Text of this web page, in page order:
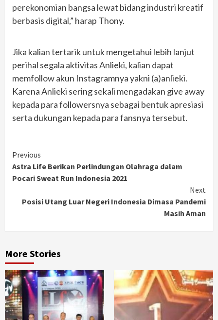
perekonomian bangsa lewat bidang industri kreatif
berbasis digital,” harap Thony.
Jika kalian tertarik untuk mengetahui lebih lanjut
perihal segala aktivitas Anlieki, kalian dapat
memfollow akun Instagramnya yakni (a)anlieki.
Karena Anlieki sering sekali mengadakan give away
kepada para followersnya sebagai bentuk apresiasi
serta dukungan kepada para fansnya tersebut.
Continue
Reading
Previous
Astra Life Berikan Perlindungan Olahraga dalam
Pocari Sweat Run Indonesia 2021
Next
Posisi Utang Luar Negeri Indonesia Dimasa Pandemi
Masih Aman
More Stories